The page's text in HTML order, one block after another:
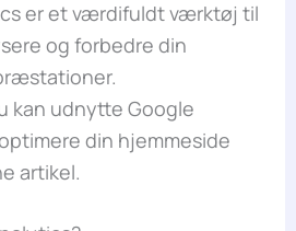
er et værdifuldt værktøj til
og forbedre din
kan udnytte Google
din hjemmeside
artikel.